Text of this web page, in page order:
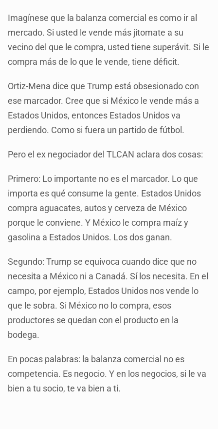
Imagínese que la balanza comercial es como ir al
mercado. Si usted le vende más jitomate a su
vecino del que le compra, usted tiene superávit. Si le
compra más de lo que le vende, tiene déficit.
Ortiz-Mena dice que Trump está obsesionado con
ese marcador. Cree que si México le vende más a
Estados Unidos, entonces Estados Unidos va
perdiendo. Como si fuera un partido de fútbol.
Pero el ex negociador del TLCAN aclara dos cosas:
Primero: Lo importante no es el marcador. Lo que
importa es qué consume la gente. Estados Unidos
compra aguacates, autos y cerveza de México
porque le conviene. Y México le compra maíz y
gasolina a Estados Unidos. Los dos ganan.
Segundo: Trump se equivoca cuando dice que no
necesita a México ni a Canadá. Sí los necesita. En el
campo, por ejemplo, Estados Unidos nos vende lo
que le sobra. Si México no lo compra, esos
productores se quedan con el producto en la
bodega.
En pocas palabras: la balanza comercial no es
competencia. Es negocio. Y en los negocios, si le va
bien a tu socio, te va bien a ti.